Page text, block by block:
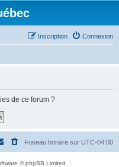
Connexion
Inscription
de ce forum ?
Fuseau horaire sur UTC-04:00
© phpBB Limited